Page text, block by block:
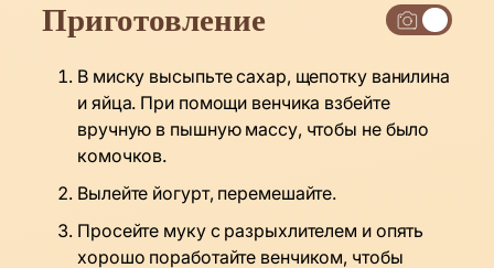
Приготовление
В миску высыпьте сахар, щепотку ванилина
и яйца. При помощи венчика взбейте
вручную в пышную массу, чтобы не было
комочков.
Вылейте йогурт, перемешайте.
Просейте муку с разрыхлителем и опять
хорошо поработайте венчиком, чтобы